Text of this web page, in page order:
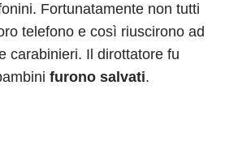
Fortunatamente non tutti
telefono e così riuscirono ad
carabinieri. Il dirottatore fu
furono salvati.